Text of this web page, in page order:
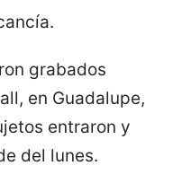
grabados
en Guadalupe,
entraron y
del lunes.